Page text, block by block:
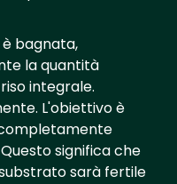
bagnata,
la quantità
integrale.
L'obiettivo è
significa che
sarà fertile